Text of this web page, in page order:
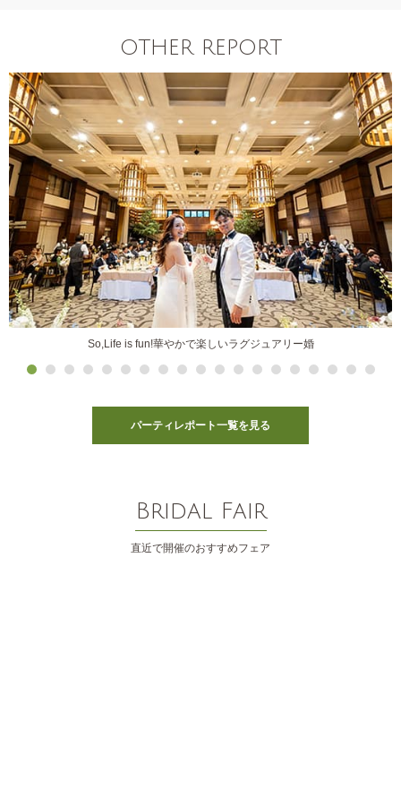
OTHER REPORT
So,Life is fun!華やかで楽しいラグジュアリー婚
パーティレポート一覧を見る
Bridal Fair
直近で開催のおすすめフェア